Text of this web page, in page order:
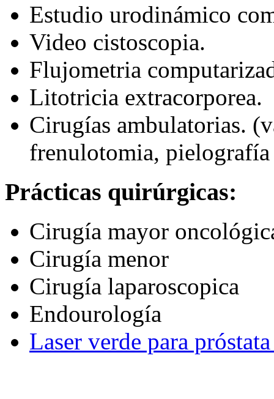
Estudio urodinámico
Video cistoscopia.
Flujometria
Litotricia extracorporea.
Cirugías ambulatorias.
frenulotomia, pielografía
Prácticas quirúrgicas:
Cirugía mayor
Cirugía menor
Cirugía laparoscopica
Endourología
Laser verde para